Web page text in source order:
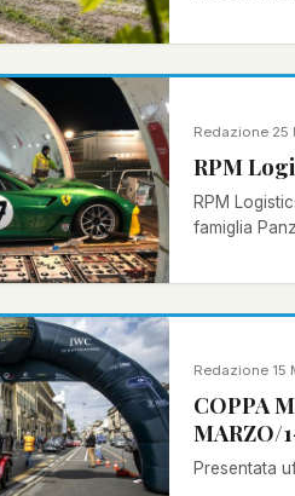
Redazione·25
RPM
RPM
famiglia
Redazione·15
COPPA
MARZO/
Presentata